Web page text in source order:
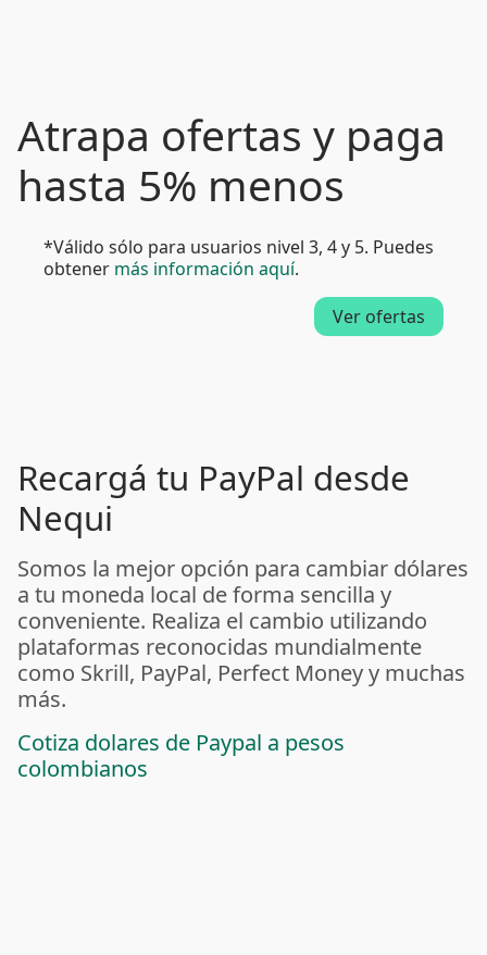
Atrapa ofertas y paga
hasta 5% menos
*Válido sólo para usuarios nivel 3, 4 y 5. Puedes
obtener más información aquí.
Ver ofertas
Recargá tu PayPal desde
Nequi
Somos la mejor opción para cambiar dólares
a tu moneda local de forma sencilla y
conveniente. Realiza el cambio utilizando
plataformas reconocidas mundialmente
como Skrill, PayPal, Perfect Money y muchas
más.
Cotiza dolares de Paypal a pesos
colombianos